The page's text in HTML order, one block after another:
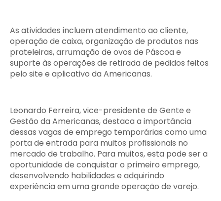
As atividades incluem atendimento ao cliente,
operação de caixa, organização de produtos nas
prateleiras, arrumação de ovos de Páscoa e
suporte às operações de retirada de pedidos feitos
pelo site e aplicativo da Americanas.
Leonardo Ferreira, vice-presidente de Gente e
Gestão da Americanas, destaca a importância
dessas vagas de emprego temporárias como uma
porta de entrada para muitos profissionais no
mercado de trabalho. Para muitos, esta pode ser a
oportunidade de conquistar o primeiro emprego,
desenvolvendo habilidades e adquirindo
experiência em uma grande operação de varejo.